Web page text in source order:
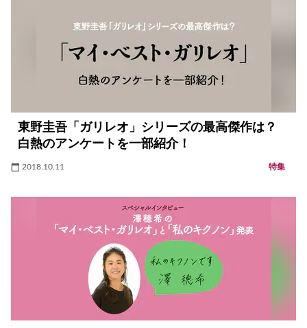
東野圭吾「ガリレオ」シリーズの最高傑作は？
白熱のアンケートを一部紹介！
2018.10.11 特集